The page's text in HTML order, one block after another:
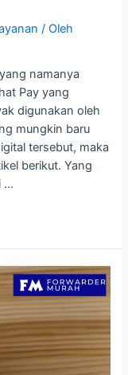
/ Oleh
namanya
Pay yang
digunakan oleh
mungkin baru
tersebut, maka
berikut. Yang
…